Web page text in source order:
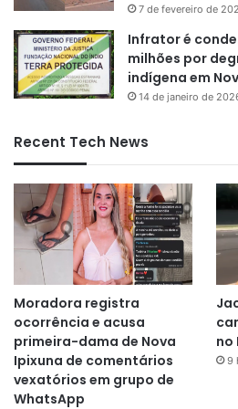
7 de fevereiro de
Infrator é
milhões por
indígena em
14 de janeiro de
Recent Tech News
Moradora registra
ocorrência e acusa
primeira-dama de Nova
Ipixuna de comentários
vexatórios em grupo de
WhatsApp
no
9